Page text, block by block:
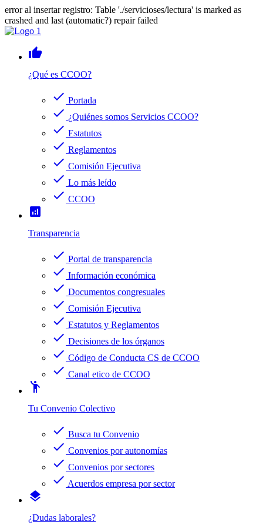
error al insertar registro: Table './servicioses/lectura' is marked as
crashed and last (automatic?) repair failed
thumb_up
¿Qué es CCOO?
check Portada
check ¿Quiénes somos Servicios CCOO?
check Estatutos
check Reglamentos
check Comisión Ejecutiva
check Lo más leído
check CCOO
analytics
Transparencia
check Portal de transparencia
check Información económica
check Documentos congresuales
check Comisión Ejecutiva
check Estatutos y Reglamentos
check Decisiones de los órganos
check Código de Conducta CS de CCOO
check Canal etico de CCOO
emoji_people
Tu Convenio Colectivo
check Busca tu Convenio
check Convenios por autonomías
check Convenios por sectores
check Acuerdos empresa por sector
layers
¿Dudas laborales?